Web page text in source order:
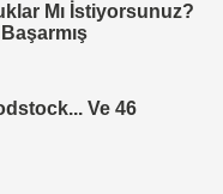
Mı İstiyorsunuz?
Ve 46